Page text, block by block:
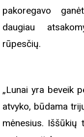
pakoregavo
daugiau
rūpesčių.
„Lunai yra beveik
atvyko, būdama
mėnesius. Iššūkių